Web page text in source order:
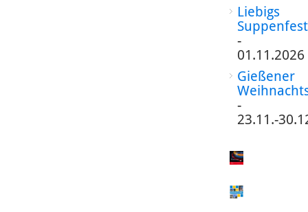
Liebigs
Suppenfest
-
01.11.2026
Gießener
-
23.11.-